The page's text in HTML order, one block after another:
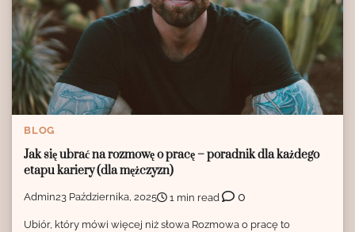
BLOG
Jak się ubrać na rozmowę o pracę – poradnik dla każdego
etapu kariery (dla mężczyzn)
Admin23 Października, 2025 1 min read 0
Ubiór, który mówi więcej niż słowa Rozmowa o pracę to